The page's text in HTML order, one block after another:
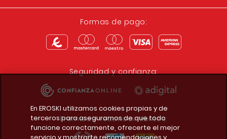
Formas de pago:
Seguridad y confianza:
Premios y reconocimientos:
En EROSKI utilizamos cookies propias y de
terceros para asegurarnos de que todo
funcione correctamente, ofrecerte el mejor
servicio y mostrarte recomendaciones y